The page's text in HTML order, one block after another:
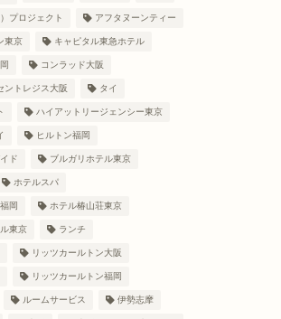
プロジェクト アフタヌーンティー
東京 キャピタル東急ホテル
コンラッド大阪
ントレジス大阪 タイ
ハイアットリージェンシー東京
ヒルトン福岡
ド ブルガリホテル東京
ホテルスパ
岡 ホテル椿山荘東京
東京 ランチ
リッツカールトン大阪
リッツカールトン福岡
ルームサービス 伊勢志摩